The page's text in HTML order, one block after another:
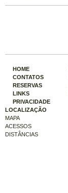
HOME
CONTATOS
RESERVAS
LINKS
PRIVACIDADE
LOCALIZAÇÃO
MAPA
ACESSOS
DISTÂNCIAS